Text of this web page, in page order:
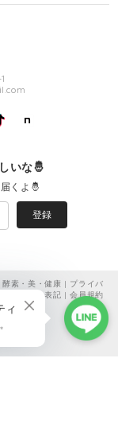
いな🤴
くよ🤴
登録
素・美・健康 | プライバ
法に基づく表記 |会員規約